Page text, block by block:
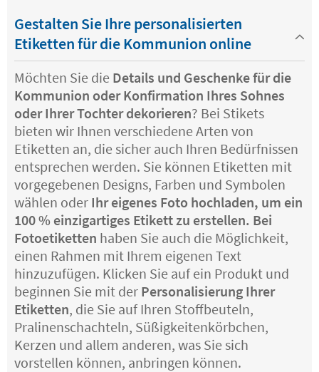
Gestalten Sie Ihre personalisierten
Etiketten für die Kommunion online
Möchten Sie die Details und Geschenke für die
Kommunion oder Konfirmation Ihres Sohnes
oder Ihrer Tochter dekorieren? Bei Stikets
bieten wir Ihnen verschiedene Arten von
Etiketten an, die sicher auch Ihren Bedürfnissen
entsprechen werden. Sie können Etiketten mit
vorgegebenen Designs, Farben und Symbolen
wählen oder Ihr eigenes Foto hochladen, um ein
100 % einzigartiges Etikett zu erstellen. Bei
Fotoetiketten haben Sie auch die Möglichkeit,
einen Rahmen mit Ihrem eigenen Text
hinzuzufügen. Klicken Sie auf ein Produkt und
beginnen Sie mit der Personalisierung Ihrer
Etiketten, die Sie auf Ihren Stoffbeuteln,
Pralinenschachteln, Süßigkeitenkörbchen,
Kerzen und allem anderen, was Sie sich
vorstellen können, anbringen können.